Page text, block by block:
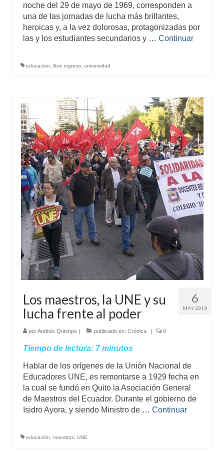
noche del 29 de mayo de 1969, corresponden a
una de las jornadas de lucha más brillantes,
heroicas y, a la vez dolorosas, protagonizadas por
las y los estudiantes secundarios y … Continuar
educación libre ingreso universidad
6
MAY 2019
Los maestros, la UNE y su
lucha frente al poder
porAndrés Quishpe | publicado en: Crónica | 0
Tiempo de lectura: 7 minutos
Hablar de los orígenes de la Unión Nacional de
Educadores UNE, es remontarse a 1929 fecha en
la cual se fundó en Quito la Asociación General
de Maestros del Ecuador. Durante el gobierno de
Isidro Ayora, y siendo Ministro de … Continuar
educación maestros UNE